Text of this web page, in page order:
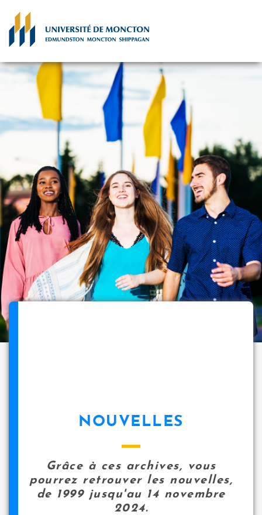
NOUVELLES
Grâce à ces archives, vous
pourrez retrouver les nouvelles,
de 1999 jusqu'au 14 novembre
2024.